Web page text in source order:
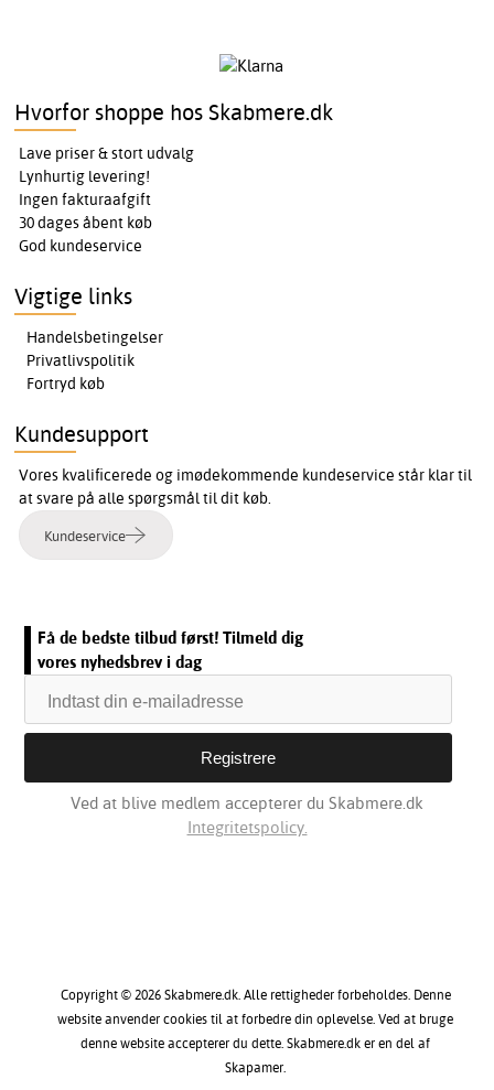
Hvorfor shoppe hos Skabmere.dk
Lave priser & stort udvalg
Lynhurtig levering!
Ingen fakturaafgift
30 dages åbent køb
God kundeservice
Vigtige links
Handelsbetingelser
Privatlivspolitik
Fortryd køb
Kundesupport
Vores kvalificerede og imødekommende kundeservice står klar til
at svare på alle spørgsmål til dit køb.
Kundeservice
Få de bedste tilbud først! Tilmeld dig
vores nyhedsbrev i dag
Ved at blive medlem accepterer du Skabmere.dk
Integritetspolicy.
Copyright © 2026 Skabmere.dk. Alle rettigheder forbeholdes. Denne
website anvender cookies til at forbedre din oplevelse. Ved at bruge
denne website accepterer du dette. Skabmere.dk er en del af
Skapamer.